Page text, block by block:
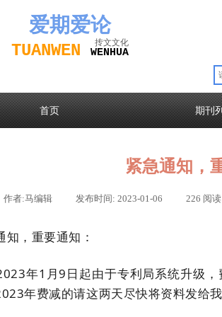
爱期爱论
TUANWEN WENHUA
抟文文化
首页 期刊
紧急通知，
作者:马编辑 发布时间: 2023-01-06 226 阅读
知，重要通知：
年1月9日起由于专利局系统升级，
年费减的请这两天尽快将资料发给